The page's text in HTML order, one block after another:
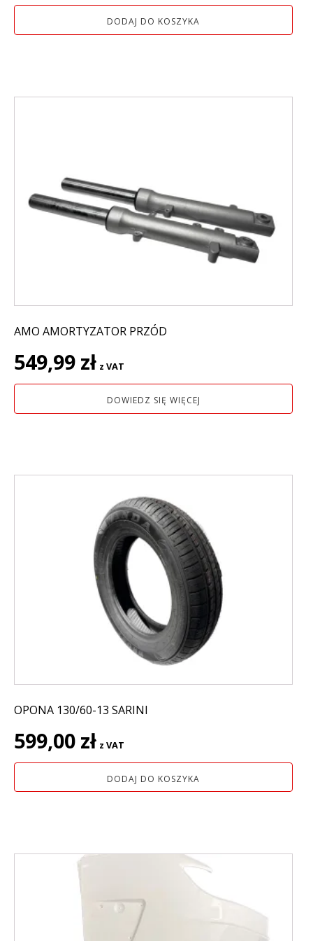
DODAJ DO KOSZYKA
AMO AMORTYZATOR PRZÓD
549,99 zł z VAT
DOWIEDZ SIĘ WIĘCEJ
OPONA 130/60-13 SARINI
599,00 zł z VAT
DODAJ DO KOSZYKA